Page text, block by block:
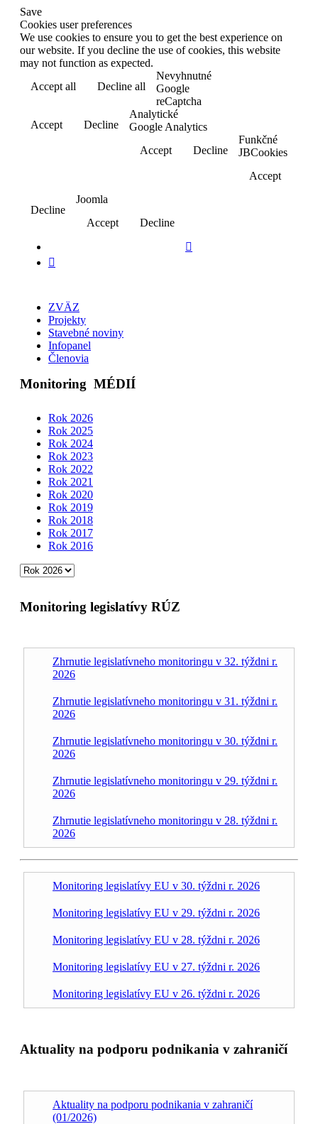
Save
Cookies user preferences
We use cookies to ensure you to get the best experience on
our website. If you decline the use of cookies, this website
may not function as expected.
Accept all
Decline all
Nevyhnutné
Google
reCaptcha
Accept
Decline
Analytické
Google Analytics
Accept
Decline
Funkčné
JBCookies
Accept
Decline
Joomla
Accept
Decline


ZVÄZ
Projekty
Stavebné noviny
Infopanel
Členovia
Monitoring MÉDIÍ
Rok 2026
Rok 2025
Rok 2024
Rok 2023
Rok 2022
Rok 2021
Rok 2020
Rok 2019
Rok 2018
Rok 2017
Rok 2016
Monitoring legislatívy RÚZ
Zhrnutie legislatívneho monitoringu v 32. týždni r.
2026
Zhrnutie legislatívneho monitoringu v 31. týždni r.
2026
Zhrnutie legislatívneho monitoringu v 30. týždni r.
2026
Zhrnutie legislatívneho monitoringu v 29. týždni r.
2026
Zhrnutie legislatívneho monitoringu v 28. týždni r.
2026
Monitoring legislatívy EU v 30. týždni r. 2026
Monitoring legislatívy EU v 29. týždni r. 2026
Monitoring legislatívy EU v 28. týždni r. 2026
Monitoring legislatívy EU v 27. týždni r. 2026
Monitoring legislatívy EU v 26. týždni r. 2026
Aktuality na podporu podnikania v zahraničí
Aktuality na podporu podnikania v zahraničí
(01/2026)